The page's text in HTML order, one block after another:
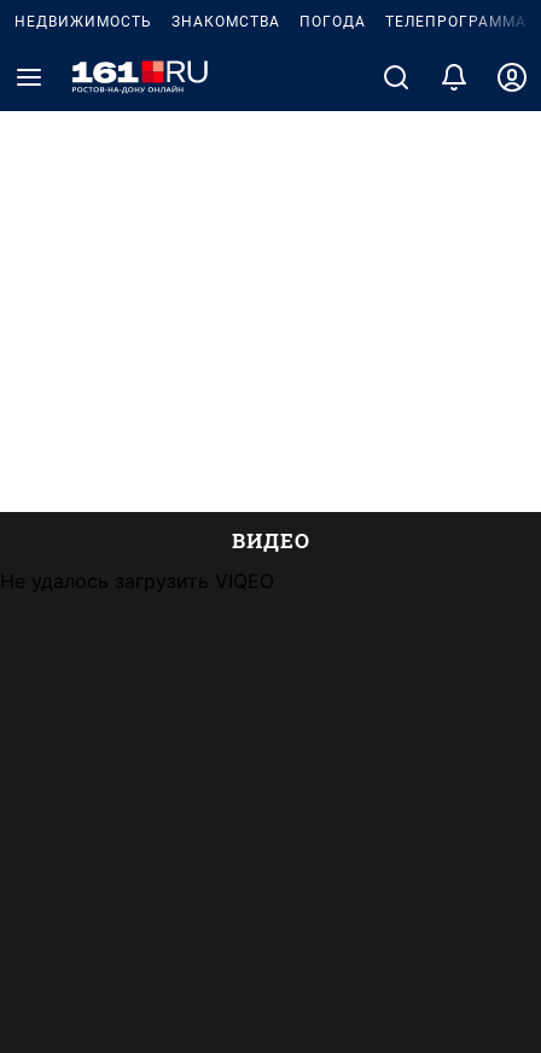
НЕДВИЖИМОСТЬ ЗНАКОМСТВА ПОГОДА ТЕЛЕПРОГРАММА
ВИДЕО
Не удалось загрузить VIQEO